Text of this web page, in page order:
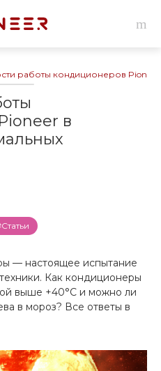
работы кондиционеров Pioneer
в
— настоящее испытание
Как кондиционеры
выше +40°C и можно ли
в мороз? Все ответы в